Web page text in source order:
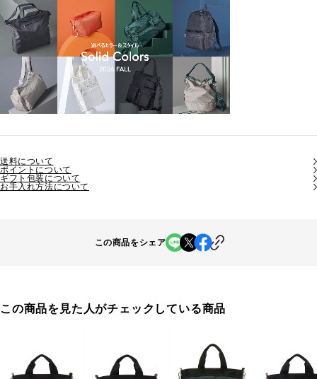
送料について
ポイントについて
ギフト包装について
お手入れ方法について
この商品をシェア
この商品を見た人がチェックしている商品